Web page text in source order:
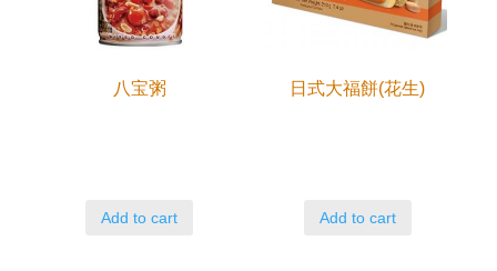
八宝粥
Add to cart
日式大福餅(花生)
Add to cart